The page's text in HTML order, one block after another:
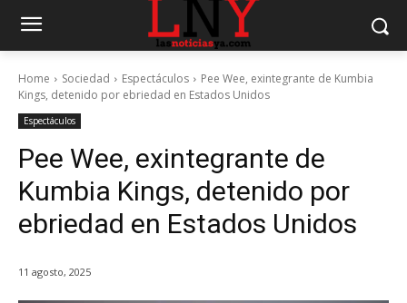
Home Sociedad Espectáculos
Pee Wee, exintegrante de Kumbia
Kings, detenido por ebriedad en Estados Unidos
Espectáculos
Pee Wee, exintegrante de
Kumbia Kings, detenido por
ebriedad en Estados Unidos
11 agosto, 2025